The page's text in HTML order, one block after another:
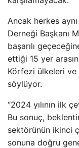
Ancak herkes
Derneği Başkanı
başarılı
ettiği 15 yer
Körfezi ülkeleri ve
söylüyor.
“2024 yılının ilk
Bu sonuç,
sektörünün ikinci
sonuna doğru